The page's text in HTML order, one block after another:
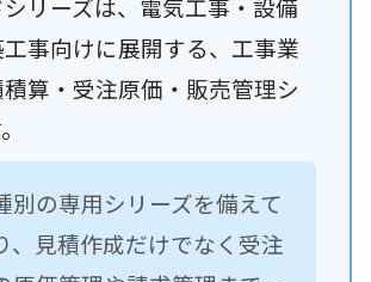
リーズは、電気工事・設備
事向けに展開する、工事業
算・受注原価・販売管理シ
別の専用シリーズを備えて
、見積作成だけでなく受注